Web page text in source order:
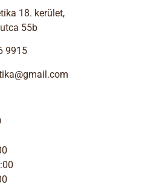
18. kerület,
55b
9915